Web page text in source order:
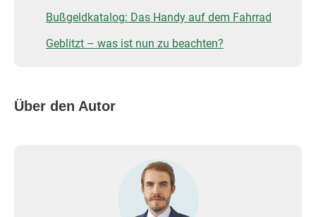
Bußgeldkatalog: Das Handy auf dem Fahrrad
Geblitzt – was ist nun zu beachten?
Über den Autor